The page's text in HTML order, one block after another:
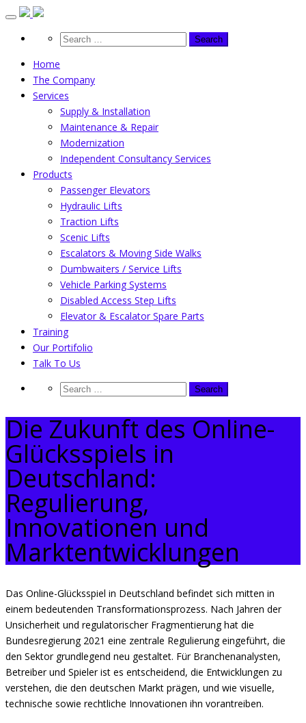
Skip
content
Home
The Company
Services
Supply & Installation
Maintenance & Repair
Modernization
Independent Consultancy Services
Products
Passenger Elevators
Hydraulic Lifts
Traction Lifts
Scenic Lifts
Escalators & Moving Side Walks
Dumbwaiters / Service Lifts
Vehicle Parking Systems
Disabled Access Step Lifts
Elevator & Escalator Spare Parts
Training
Our Portifolio
Talk To Us
Die Zukunft des Online-
Glücksspiels in
Deutschland:
Regulierung,
Innovationen und
Marktentwicklungen
Das Online-Glücksspiel in Deutschland befindet sich mitten in
einem bedeutenden Transformationsprozess. Nach Jahren der
Unsicherheit und regulatorischer Fragmentierung hat die
Bundesregierung 2021 eine zentrale Regulierung eingeführt, die
den Sektor grundlegend neu gestaltet. Für Branchenanalysten,
Betreiber und Spieler ist es entscheidend, die Entwicklungen zu
verstehen, die den deutschen Markt prägen, und wie visuelle,
technische sowie rechtliche Innovationen ihn vorantreiben.